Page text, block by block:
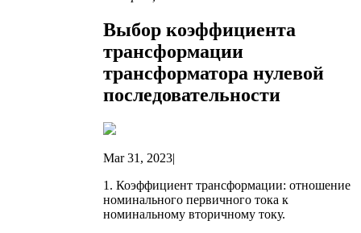
Выбор коэффициента
трансформации
трансформатора нулевой
последовательности
Mar 31, 2023|
1. Коэффициент трансформации: отношение
номинального первичного тока к
номинальному вторичному току.